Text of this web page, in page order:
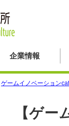
企業情報
ゲームイノベーション
【ゲ